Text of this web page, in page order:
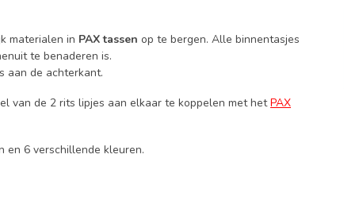
materialen in PAX tassen op te bergen. Alle binnentasjes
te benaderen is.
aan de achterkant.
van de 2 rits lipjes aan elkaar te koppelen met hetPAX
en 6 verschillende kleuren.